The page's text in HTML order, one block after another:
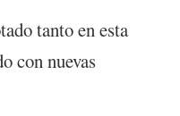
tanto en esta
con nuevas